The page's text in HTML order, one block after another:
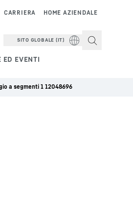
ED EVENTI
HOME AZIENDALE
CARRIERA
SITO GLOBALE (IT)
a segmenti 1 12048696